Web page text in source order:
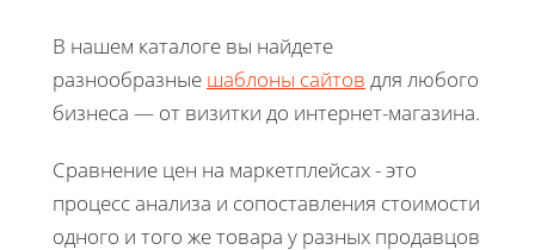
В нашем каталоге вы найдете
разнообразные шаблоны сайтов для любого
бизнеса — от визитки до интернет-магазина.
Сравнение цен на маркетплейсах - это
процесс анализа и сопоставления стоимости
одного и того же товара у разных продавцов